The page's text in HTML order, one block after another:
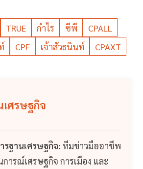
TRUE กำไร ซีพี
CPALL
CPF เจ้าสัวธนินท์ CPAXT
เศรษฐกิจ
รฐานเศรษฐกิจ: ทีมข่าวมืออาชีพ
ารณ์เศรษฐกิจ การเมือง และ